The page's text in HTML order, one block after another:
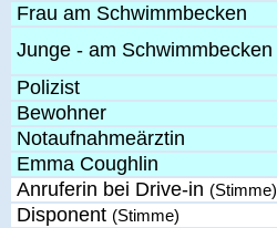
Frau am Schwimmbecken
Junge - am Schwimmbecken
Polizist
Bewohner
Notaufnahmeärztin
Emma Coughlin
Anruferin bei Drive-in (Stimme)
Disponent (Stimme)